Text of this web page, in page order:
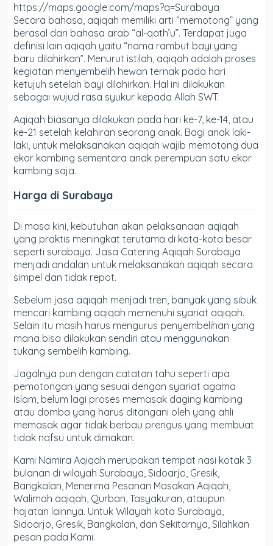
https://maps.google.com/maps?q=Surabaya
Secara bahasa, aqiqah memiliki arti “memotong” yang
berasal dari bahasa arab “al-qath’u”. Terdapat juga
definisi lain aqiqah yaitu “nama rambut bayi yang
baru dilahirkan”. Menurut istilah, aqiqah adalah proses
kegiatan menyembelih hewan ternak pada hari
ketujuh setelah bayi dilahirkan. Hal ini dilakukan
sebagai wujud rasa syukur kepada Allah SWT.
Aqiqah biasanya dilakukan pada hari ke-7, ke-14, atau
ke-21 setelah kelahiran seorang anak. Bagi anak laki-
laki, untuk melaksanakan aqiqah wajib memotong dua
ekor kambing sementara anak perempuan satu ekor
kambing saja.
Harga di Surabaya
Di masa kini, kebutuhan akan pelaksanaan aqiqah
yang praktis meningkat terutama di kota-kota besar
seperti surabaya. Jasa Catering Aqiqah Surabaya
menjadi andalan untuk melaksanakan aqiqah secara
simpel dan tidak repot.
Sebelum jasa aqiqah menjadi tren, banyak yang sibuk
mencari kambing aqiqah memenuhi syariat aqiqah.
Selain itu masih harus mengurus penyembelihan yang
mana bisa dilakukan sendiri atau menggunakan
tukang sembelih kambing.
Jagalnya pun dengan catatan tahu seperti apa
pemotongan yang sesuai dengan syariat agama
Islam, belum lagi proses memasak daging kambing
atau domba yang harus ditangani oleh yang ahli
memasak agar tidak berbau prengus yang membuat
tidak nafsu untuk dimakan.
Kami Namira Aqiqah merupakan tempat nasi kotak 3
bulanan di wilayah Surabaya, Sidoarjo, Gresik,
Bangkalan, Menerima Pesanan Masakan Aqiqah,
Walimah aqiqah, Qurban, Tasyakuran, ataupun
hajatan lainnya. Untuk Wilayah kota Surabaya,
Sidoarjo, Gresik, Bangkalan, dan Sekitarnya, Silahkan
pesan pada Kami.